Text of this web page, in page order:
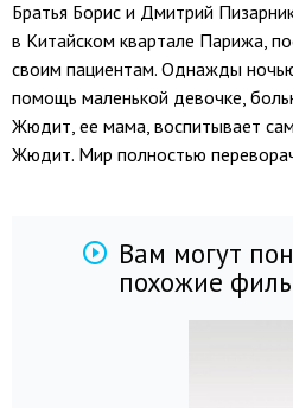
Братья Борис и Дмитрий
в Китайском квартале Парижа,
своим пациентам. Однажды
помощь маленькой девочке,
Жюдит, ее мама, воспитывает
Жюдит. Мир полностью
Вам могут
похожие